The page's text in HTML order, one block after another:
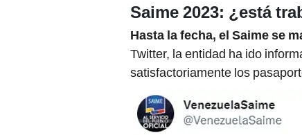
Saime 2023: ¿está
Hasta la fecha, el Saime se
Twitter, la entidad ha ido
satisfactoriamente los